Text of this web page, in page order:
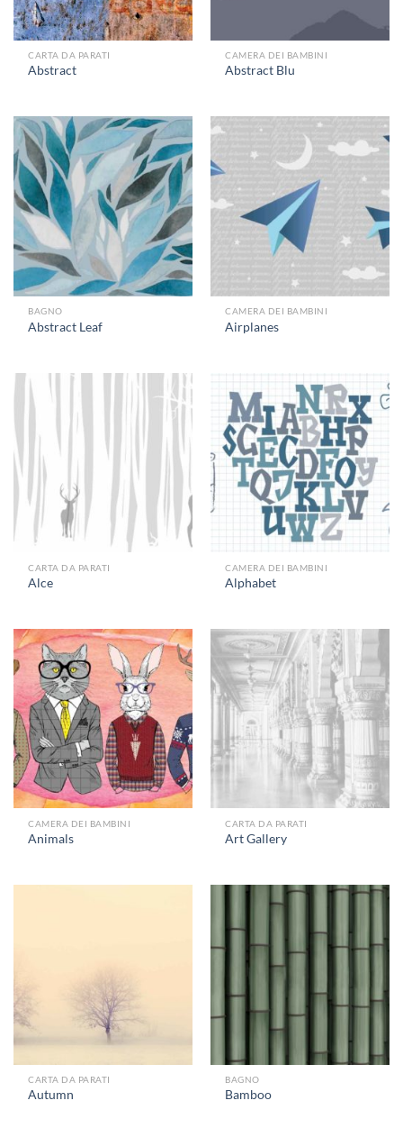
CARTA DA PARATI
Abstract
CAMERA DEI BAMBINI
Abstract Blu
BAGNO
Abstract Leaf
CAMERA DEI BAMBINI
Airplanes
CARTA DA PARATI
Alce
CAMERA DEI BAMBINI
Alphabet
CAMERA DEI BAMBINI
Animals
CARTA DA PARATI
Art Gallery
CARTA DA PARATI
Autumn
BAGNO
Bamboo